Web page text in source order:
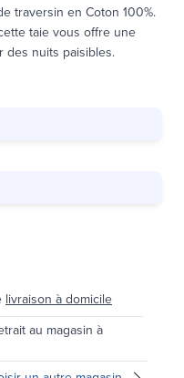
traversin en Coton 100%.
taie vous offre une
des nuits paisibles.
livraison à domicile
au magasin à